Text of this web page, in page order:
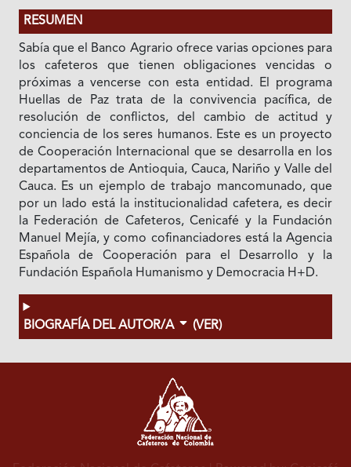
RESUMEN
Sabía que el Banco Agrario ofrece varias opciones para
los cafeteros que tienen obligaciones vencidas o
próximas a vencerse con esta entidad. El programa
Huellas de Paz trata de la convivencia pacífica, de
resolución de conflictos, del cambio de actitud y
conciencia de los seres humanos. Este es un proyecto
de Cooperación Internacional que se desarrolla en los
departamentos de Antioquia, Cauca, Nariño y Valle del
Cauca. Es un ejemplo de trabajo mancomunado, que
por un lado está la institucionalidad cafetera, es decir
la Federación de Cafeteros, Cenicafé y la Fundación
Manuel Mejía, y como cofinanciadores está la Agencia
Española de Cooperación para el Desarrollo y la
Fundación Española Humanismo y Democracia H+D.
BIOGRAFÍA DEL AUTOR/A (VER)